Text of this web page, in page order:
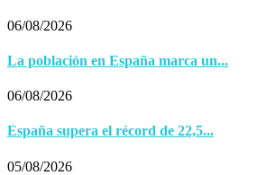
06/08/2026
La población en España marca un...
06/08/2026
España supera el récord de 22,5...
05/08/2026